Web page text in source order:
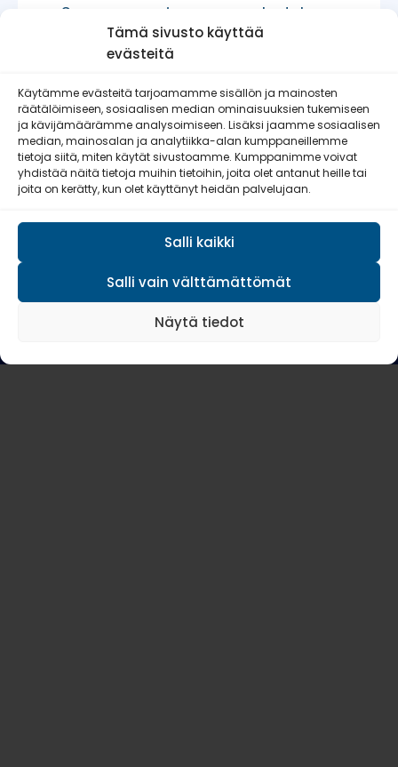
Tämä sivusto käyttää
evästeitä
Käytämme evästeitä tarjoamamme sisällön ja mainosten
räätälöimiseen, sosiaalisen median ominaisuuksien tukemiseen
ja kävijämäärämme analysoimiseen. Lisäksi jaamme sosiaalisen
median, mainosalan ja analytiikka-alan kumppaneillemme
tietoja siitä, miten käytät sivustoamme. Kumppanimme voivat
yhdistää näitä tietoja muihin tietoihin, joita olet antanut heille tai
joita on kerätty, kun olet käyttänyt heidän palvelujaan.
Salli kaikki
Salli vain välttämättömät
Näytä tiedot
Suomen suurin maanpuolustuksen
tukena oleva vapaaehtoisjärjestö.
Jäsenmaksulla (25–70
€/kalenterivuosi) pääset mukaan
toimintaamme.
LIITY JÄSENEKSI
Keravan Reserviläiset ry